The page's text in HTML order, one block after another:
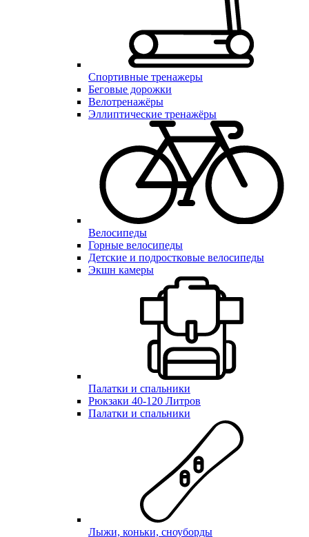
Спортивные тренажеры
Беговые дорожки
Велотренажёры
Эллиптические тренажёры
Велосипеды
Горные велосипеды
Детские и подростковые велосипеды
Экшн камеры
Палатки и спальники
Рюкзаки 40-120 Литров
Палатки и спальники
Лыжи, коньки, сноуборды